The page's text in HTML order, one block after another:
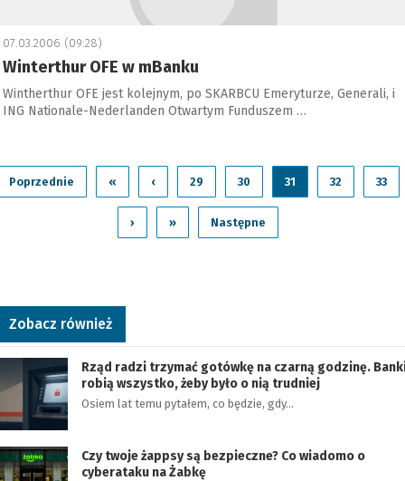
07.03.2006 (09:28)
Winterthur OFE w mBanku
Wintherthur OFE jest kolejnym, po SKARBCU Emeryturze, Generali, i
ING Nationale-Nederlanden Otwartym Funduszem …
Poprzednie « ‹ 29 30 31 32 33
› » Następne
Zobacz również
Rząd radzi trzymać gotówkę na czarną godzinę.
robią wszystko, żeby było o nią trudniej
Osiem lat temu pytałem, co będzie, gdy…
Czy twoje żappsy są bezpieczne? Co wiadomo o
cyberataku na Żabkę